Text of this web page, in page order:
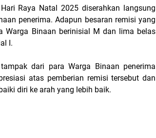
Raya Natal 2025 diserahkan langsung
penerima. Adapun besaran remisi yang
Warga Binaan berinisial M dan lima belas
I.
dari para Warga Binaan penerima
atas pemberian remisi tersebut dan
diri ke arah yang lebih baik.